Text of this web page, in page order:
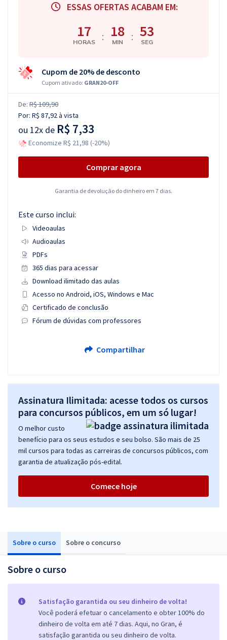
Sobre o curso Sobre o concurso
Sobre o curso
Satisfação garantida ou seu dinheiro de volta!
Você poderá efetuar o cancelamento e obter 100% do
dinheiro de volta em até 7 dias. Aqui, no Gran, é
satisfação garantida ou seu dinheiro de volta.
ESSAS OFERTAS ACABAM EM:
17
HORAS : 18
MIN : 53
SEG
Cupom de 20% de desconto
Cupom ativado: GRAN20-OFF
De: R$ 109,90
Por: R$ 87,92à vista
ou 12x de R$ 7,33
Economize R$ 21,98 (-20%)
Comprar agora
Garantia de devolução do dinheiro em 7 dias.
Este curso inclui:
Videoaulas
Audioaulas
PDFs
365 dias para acessar
Download ilimitado das aulas
Acesso no Android, iOS, Windows e Mac
Certificado de conclusão
Fórum de dúvidas com professores
Compartilhar
Assinatura Ilimitada: acesse todos os cursos
para concursos públicos, em um só lugar!
O melhor custo
benefício para os seus estudos e seu bolso. São mais de 25
mil cursos para todas as carreiras de concursos públicos, com
garantia de atualização pós-edital.
Comece hoje